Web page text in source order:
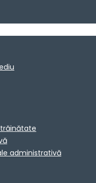
administrativă